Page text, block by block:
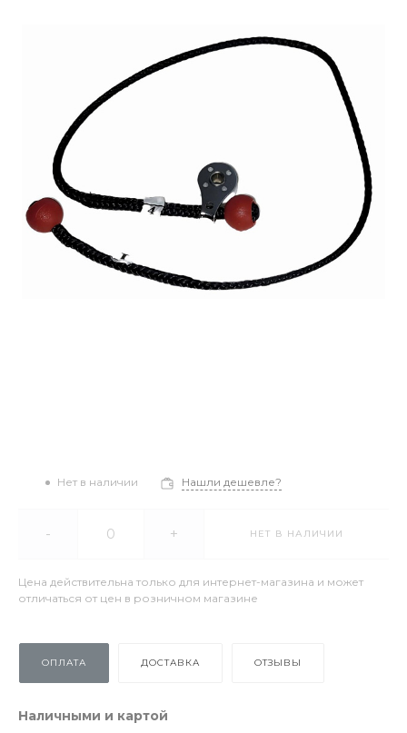
Нет в наличии Нашли дешевле?
- + НЕТ В НАЛИЧИИ
Цена действительна только для интернет-магазина и может
отличаться от цен в розничном магазине
ОПЛАТА ДОСТАВКА ОТЗЫВЫ
Наличными и картой